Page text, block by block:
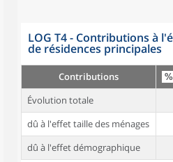
LOG T4 - Contributions à
de résidences principales
Contributions
Évolution totale
dû à l'effet taille des ménages
dû à l'effet démographique